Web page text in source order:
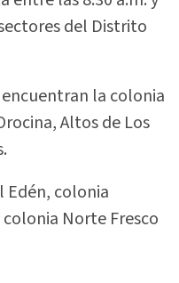
del Distrito
la colonia
Altos de Los
Edén, colonia
colonia Norte Fresco